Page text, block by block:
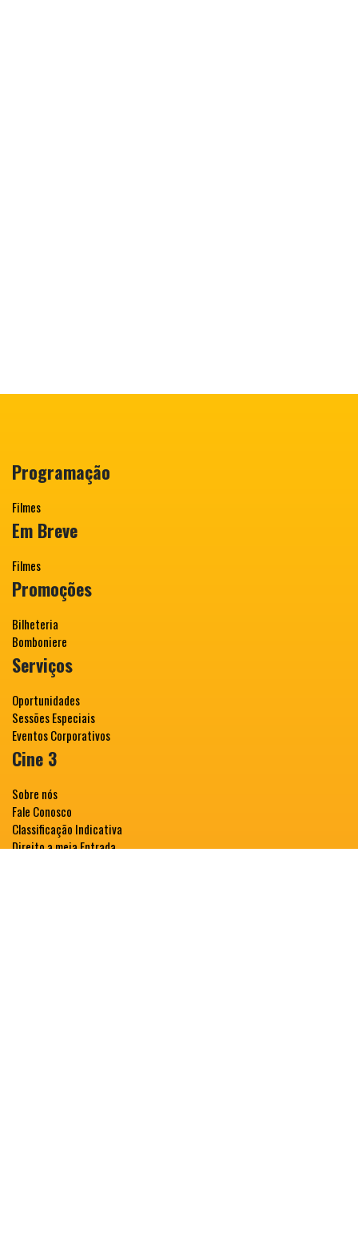
Programação
Filmes
Em Breve
Filmes
Promoções
Bilheteria
Bomboniere
Serviços
Oportunidades
Sessões Especiais
Eventos Corporativos
Cine 3
Sobre nós
Fale Conosco
Classificação Indicativa
Direito a meia Entrada